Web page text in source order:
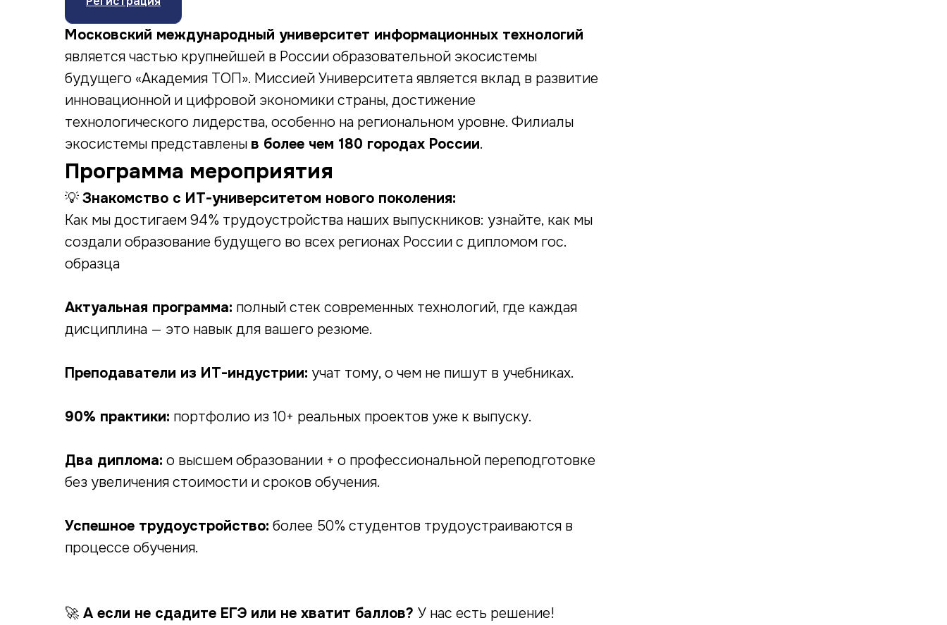
Московский международный университет информационных технологий
является частью крупнейшей в России образовательной экосистемы
будущего «Академия ТОП». Миссией Университета является вклад в развитие
инновационной и цифровой экономики страны, достижение
технологического лидерства, особенно на региональном уровне. Филиалы
экосистемы представлены в более чем 180 городах России.
Программа мероприятия
💡 Знакомство с ИТ-университетом нового поколения:
Как мы достигаем 94% трудоустройства наших выпускников: узнайте, как мы
создали образование будущего во всех регионах России с дипломом гос.
образца
Актуальная программа: полный стек современных технологий, где каждая
дисциплина — это навык для вашего резюме.
Преподаватели из ИТ-индустрии: учат тому, о чем не пишут в учебниках.
90% практики: портфолио из 10+ реальных проектов уже к выпуску.
Два диплома: о высшем образовании + о профессиональной переподготовке
без увеличения стоимости и сроков обучения.
Успешное трудоустройство: более 50% студентов трудоустраиваются в
процессе обучения.
🚀 А если не сдадите ЕГЭ или не хватит баллов? У нас есть решение!